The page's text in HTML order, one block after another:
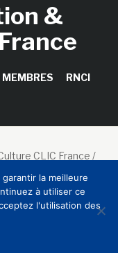
&
MEMBRES
RNCI
CLIC France /
la meilleure
à utiliser ce
l'utilisation des